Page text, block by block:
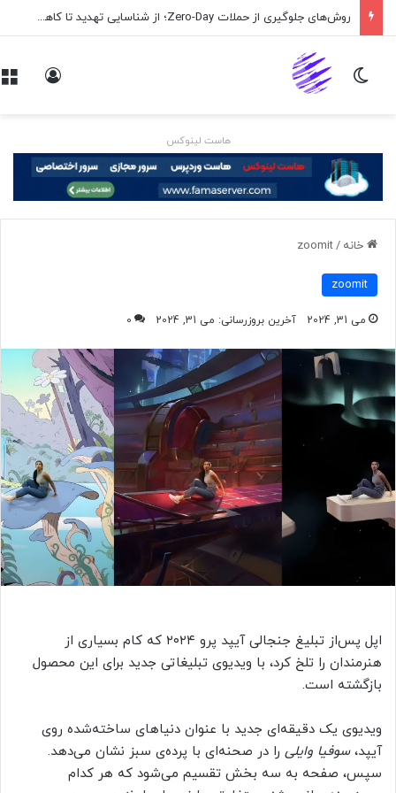
روش‌های جلوگیری از حملات Zero-Day؛ از شناسایی تهدید تا کاهش ریسک
تغییر پوسته
هاست لینوکس
خانه /
zoomit
zoomit
می 31, 2024 آخرین بروزرسانی: می 31, 2024 0
اپل پس‌از تبلیغ جنجالی آیپد پرو ۲۰۲۴ که کام بسیاری از
هنرمندان را تلخ کرد، با ویدیوی تبلیغاتی جدید برای این محصول
بازگشته است.
ویدیوی یک دقیقه‌ای جدید با عنوان دنیاهای ساخته‌شده روی
آیپد،سوفیا وایلی را در صحنه‌ای با پرده‌ی سبز نشان می‌دهد.
سپس، صفحه به سه بخش تقسیم می‌شود که هر کدام